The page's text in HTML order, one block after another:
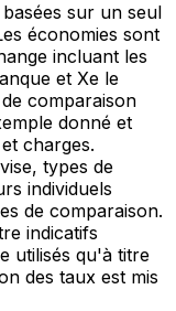
sur un seul
économies sont
incluant les
et Xe le
comparaison
donné et
charges.
types de
individuels
de comparaison.
indicatifs
utilisés qu'à titre
des taux est mis